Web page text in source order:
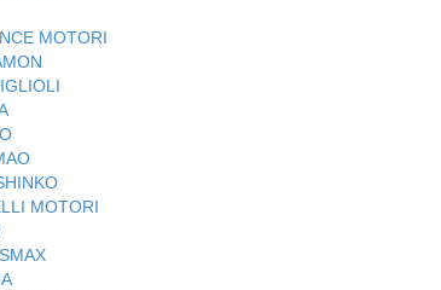
MOTORI
MOTORI